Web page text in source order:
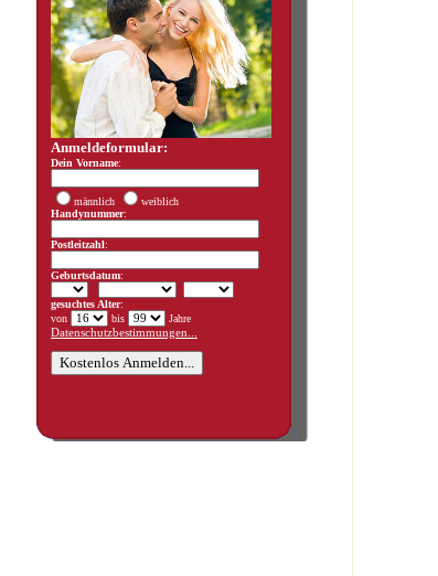
Anmeldeformular:
Dein Vorname:
männlich
weiblich
Handynummer:
Postleitzahl:
Geburtsdatum:
gesuchtes Alter:
von
bis
Jahre
Datenschutzbestimmungen...